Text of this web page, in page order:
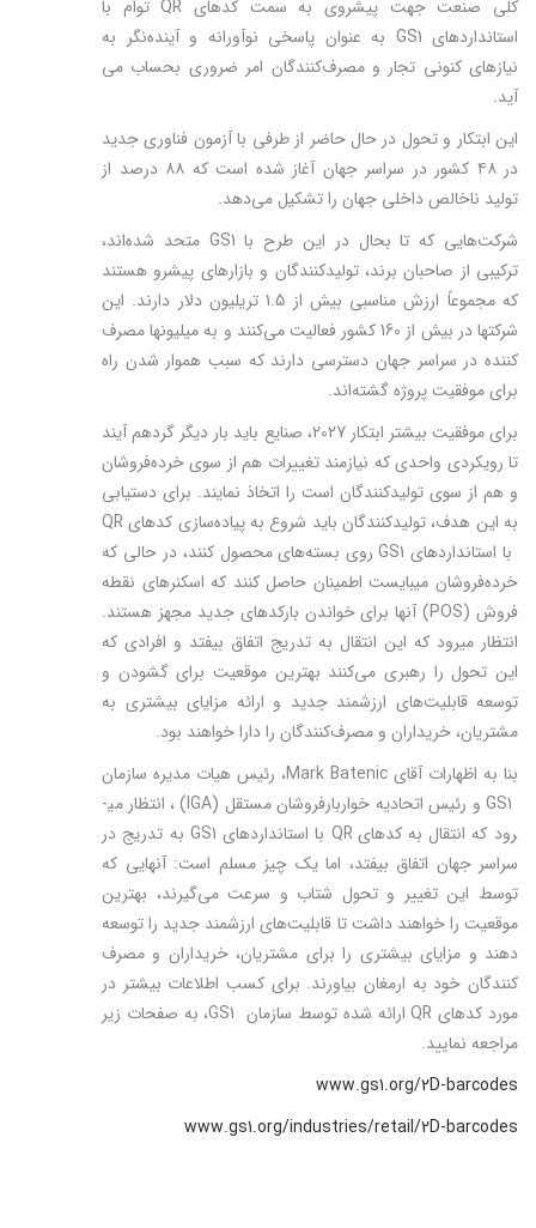
کلی صنعت جهت پیشروی به سمت کدهای QR توام با
استانداردهای GS1 به عنوان پاسخی نوآورانه و آینده‌نگر به
نیازهای کنونی تجار و مصرف‌کنندگان امر ضروری بحساب می­‌
آید.
این ابتکار و تحول در حال حاضر از طرفی با آزمون فناوری جدید
در ۴۸ کشور در سراسر جهان آغاز شده است که ۸۸ درصد از
تولید ناخالص داخلی جهان را تشکیل می‌دهد.
شرکت‌هایی که تا بحال در این طرح با GS1 متحد شده‌اند،
ترکیبی از صاحبان برند، تولیدکنندگان و بازارهای پیشرو هستند
که مجموعاً ارزش مناسبی بیش از 1.5 تریلیون دلار دارند. این
شرکت­ها در بیش از 160 کشور فعالیت می‌­کنند و به میلیون­ها مصرف­‌
کننده در سراسر جهان دسترسی دارند که سبب هموار شدن راه
برای موفقیت پروژه گشته‌­اند.
برای موفقیت بیشتر ابتکار 2027، صنایع باید بار دیگر گردهم آیند
تا رویکردی واحدی که نیازمند تغییرات هم از سوی خرده‌­فروشان
و هم از سوی تولیدکنندگان است را اتخاذ نمایند. برای دستیابی
به این هدف، تولیدکنندگان باید شروع به پیاده‌سازی کدهای QR
با استانداردهای GS1 روی بسته‌های محصول کنند، در حالی که
خرده‌فروشان می­بایست اطمینان حاصل کنند که اسکنرهای نقطه
فروش (POS) آنها برای خواندن بارکدهای جدید مجهز هستند.
انتظار می­رود که این انتقال به تدریج اتفاق بیفتد و افرادی که
این تحول را رهبری می‌کنند بهترین موقعیت برای گشودن و
توسعه قابلیت‌های ارزشمند جدید و ارائه مزایای بیشتری به
مشتریان، خریداران و مصرف‌کنندگان را دارا خواهند بود.
بنا به اظهارات آقای Mark Batenic، رئیس هیات مدیره سازمان
GS1 و رئیس اتحادیه خواربارفروشان مستقل (IGA) ، انتظار می­
رود که انتقال به کدهای QR با استانداردهای GS1 به تدریج در
سراسر جهان اتفاق بیفتد، اما یک چیز مسلم است: آنهایی که
توسط این تغییر و تحول شتاب و سرعت می‌گیرند، بهترین
موقعیت را خواهند داشت تا قابلیت‌های ارزشمند جدید را توسعه
دهند و مزایای بیشتری را برای مشتریان، خریداران و مصرف
کنندگان خود به ارمغان بیاورند. برای کسب اطلاعات بیشتر در
مورد کدهای QR ارائه شده توسط سازمان GS1، به صفحات زیر
مراجعه نمایید.
www.gs1.org/2D-barcodes
www.gs1.org/industries/retail/2D-barcodes